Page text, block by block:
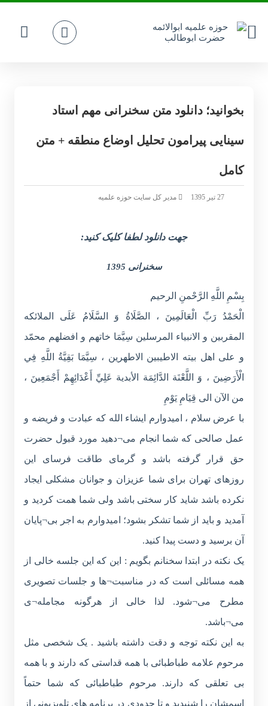
بخوانید؛ دانلود متن سخنرانی مهم استاد
سینایی پیرامون تحلیل اوضاع منطقه + متن
کامل
27 تیر 1395 مدیر کل سایت حوزه علمیه
جهت دانلود لطفا کلیک کنید:
سخنرانی 1395
بِسْمِ اللَّهِ الرَّحْمنِ الرحیم
الْحَمْدُ رَبِّ الْعَالَمِينَ ، الصَّلَاةُ وَ السَّلَامُ عَلَى الملائکه
المقربین و الانبیاء المرسلین سِيَّمَا خاتهم و افضلهم محمّد
و على اهل بیته الاطیبین الاطهرین ، سِيَّمَا بَقِيَّةُ اللَّهِ فِي
الْأَرَضِينَ ، وَ اللَّعْنَة الدَّائِمَة الأبدية عَلِيِّ أَعْدَائِهِمْ أَجْمَعِينَ ،
من الآن الی قِيَامِ يَوْمِ
با عرض سلام ، امیدوارم ایشاء الله که عبادت و فریضه و
عمل صالحی که شما انجام می¬دهید مورد قبول حضرت
حق قرار گرفته باشد و گرمای طاقت فرسای این
روزهای تهران برای شما عزیزان و جوانان مشکلی ایجاد
نکرده باشد شاید کار سختی باشد ولی شما همت کردید و
آمدید و باید از شما تشکر بشود؛ امیدوارم به اجر بی¬پایان
آن برسید و دست پیدا کنید.
یک نکته در ابتدا سخنانم بگویم : این که این جلسه خالی از
همه مسائلی است که در مناسبت¬ها و جلسات تصویری
مطرح می¬شود. لذا خالی از هرگونه مجامله¬ی
می¬باشد.
به این نکته توجه و دقت داشته باشید . یک شخصی مثل
مرحوم علامه طباطبائی با همه قداستی که دارند و با همه
بی تعلقی که دارند. مرحوم طباطبائی که شما حتماً
اسمشان را شنیدید و تا حدودی در برنامه های تلویزیونی از